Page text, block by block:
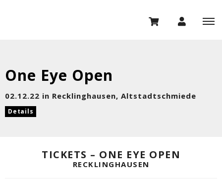
One Eye Open
02.12.22 in Recklinghausen, Altstadtschmiede
Details
TICKETS – ONE EYE OPEN
RECKLINGHAUSEN